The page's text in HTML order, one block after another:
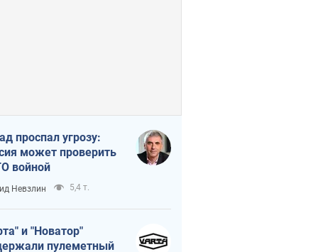
проспал угрозу:
может проверить
войной
Невзлин 5,4 т.
и "Новатор"
пулеметный